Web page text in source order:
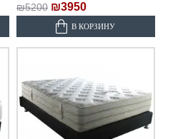
₪5200 ₪3950
В КОРЗИНУ